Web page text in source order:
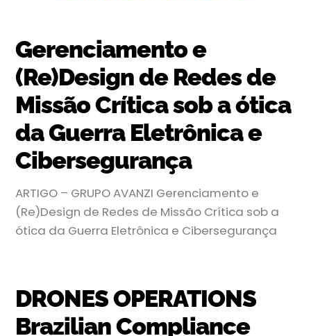
Gerenciamento e
(Re)Design de Redes de
Missão Crítica sob a ótica
da Guerra Eletrônica e
Cibersegurança
ARTIGO – GRUPO AVANZI Gerenciamento e
(Re)Design de Redes de Missão Crítica sob a
ótica da Guerra Eletrônica e Cibersegurança
DRONES OPERATIONS
Brazilian Compliance